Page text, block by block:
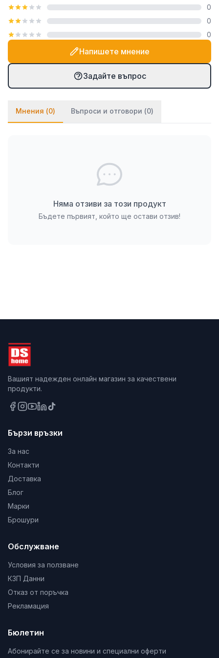
посредством закачалка тип "гребен", която е
включена в комплекта. При PVC паната частите
се монтират на стената посредством
двойнозалепващо се тиксо. Ако ще се монтират
върху стена с тапет, препоръчваме да използвате
и няколко капки лепило върху тиксото (всяко
бързозалепящо лепило като капчица, каноконлит
0
0
0
Напишете мнение
Задайте въпрос
Мнения (0) Въпроси и отговори (0)
Няма отзиви за този продукт
Бъдете първият, който ще остави отзив!
Вашият надежден онлайн магазин за качествени
продукти.
Бързи връзки
За нас
Контакти
Доставка
Блог
Марки
Брошури
Обслужване
Условия за ползване
КЗП Данни
Отказ от поръчка
Рекламация
Бюлетин
Абонирайте се за новини и специални оферти